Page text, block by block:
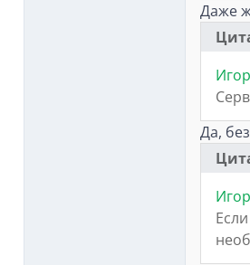
Даже
Да,